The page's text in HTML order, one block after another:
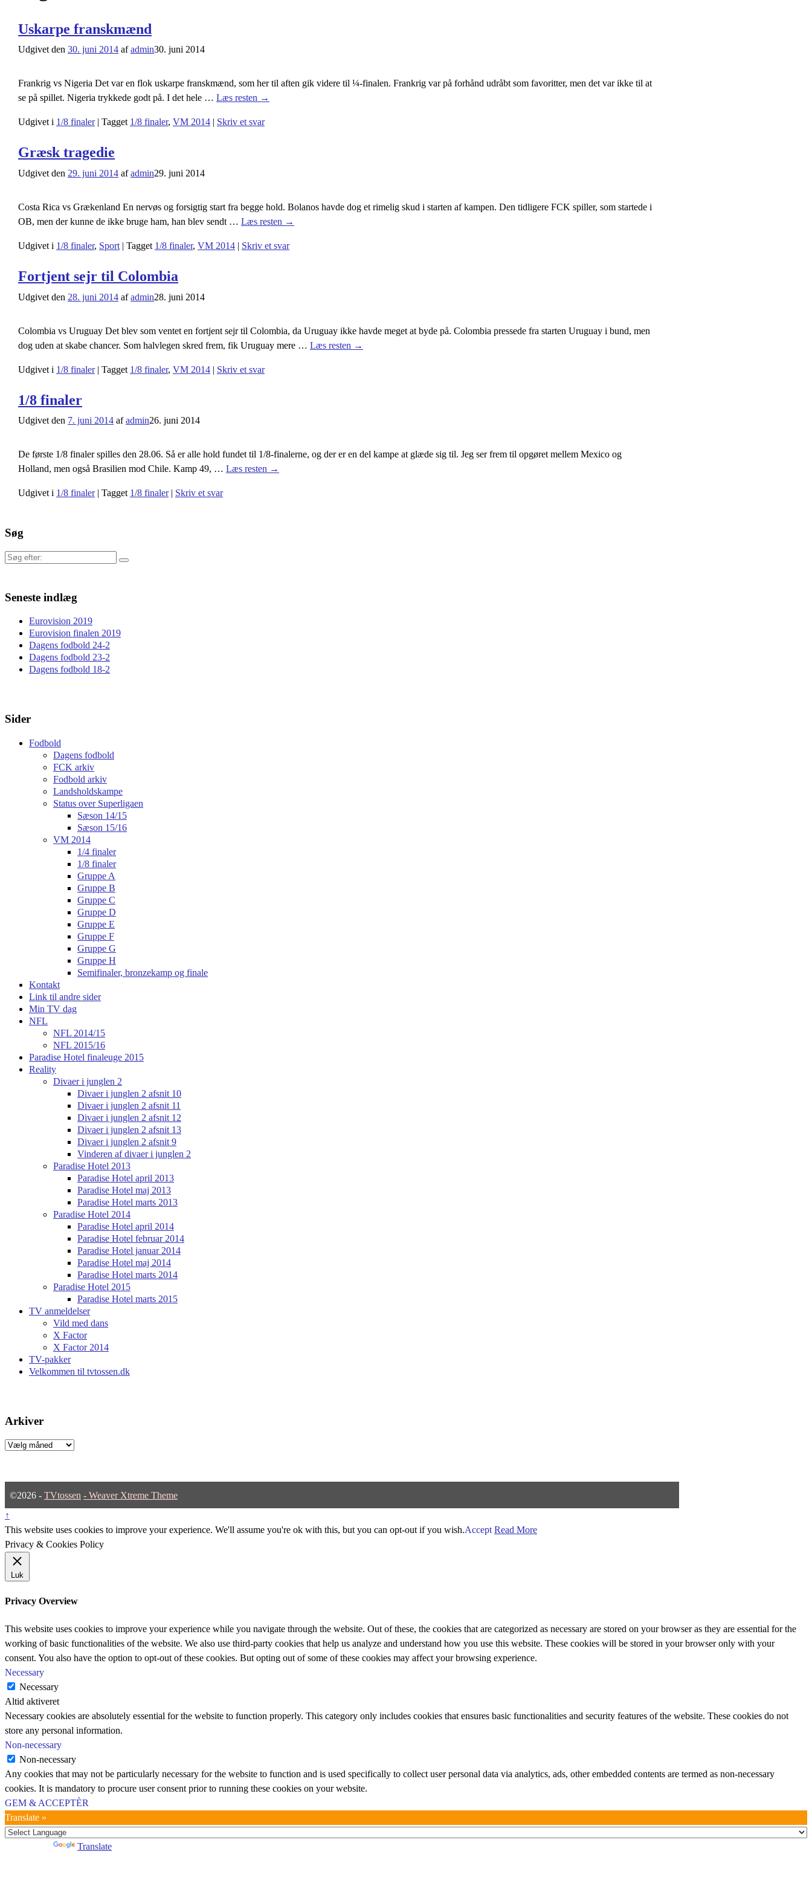
Uskarpe franskmænd
Udgivet den 30. juni 2014 afadmin30. juni 2014
Frankrig vs Nigeria Det var en flok uskarpe franskmænd, som her til aften gik videre til ¼-finalen. Frankrig var på forhånd udråbt som favoritter, men det var ikke til at
se på spillet. Nigeria trykkede godt på. I det hele … Læs resten →
Udgivet i 1/8 finaler| Tagget 1/8 finaler, VM 2014 | Skriv et svar
Græsk tragedie
Udgivet den 29. juni 2014 afadmin29. juni 2014
Costa Rica vs Grækenland En nervøs og forsigtig start fra begge hold. Bolanos havde dog et rimelig skud i starten af kampen. Den tidligere FCK spiller, som startede i
OB, men der kunne de ikke bruge ham, han blev sendt … Læs resten →
Udgivet i 1/8 finaler, Sport | Tagget 1/8 finaler, VM 2014 | Skriv et svar
Fortjent sejr til Colombia
Udgivet den 28. juni 2014 afadmin28. juni 2014
Colombia vs Uruguay Det blev som ventet en fortjent sejr til Colombia, da Uruguay ikke havde meget at byde på. Colombia pressede fra starten Uruguay i bund, men
dog uden at skabe chancer. Som halvlegen skred frem, fik Uruguay mere … Læs resten →
Udgivet i 1/8 finaler| Tagget 1/8 finaler, VM 2014 | Skriv et svar
1/8 finaler
Udgivet den 7. juni 2014 afadmin26. juni 2014
De første 1/8 finaler spilles den 28.06. Så er alle hold fundet til 1/8-finalerne, og der er en del kampe at glæde sig til. Jeg ser frem til opgøret mellem Mexico og
Holland, men også Brasilien mod Chile. Kamp 49, … Læs resten →
Udgivet i 1/8 finaler| Tagget 1/8 finaler| Skriv et svar
Søg
Søg
Seneste indlæg
Eurovision 2019
Eurovision finalen 2019
Dagens fodbold 24-2
Dagens fodbold 23-2
Dagens fodbold 18-2
Sider
Fodbold
Dagens fodbold
FCK arkiv
Fodbold arkiv
Landsholdskampe
Status over Superligaen
Sæson 14/15
Sæson 15/16
VM 2014
1/4 finaler
1/8 finaler
Gruppe A
Gruppe B
Gruppe C
Gruppe D
Gruppe E
Gruppe F
Gruppe G
Gruppe H
Semifinaler, bronzekamp og finale
Kontakt
Link til andre sider
Min TV dag
NFL
NFL 2014/15
NFL 2015/16
Paradise Hotel finaleuge 2015
Reality
Divaer i junglen 2
Divaer i junglen 2 afsnit 10
Divaer i junglen 2 afsnit 11
Divaer i junglen 2 afsnit 12
Divaer i junglen 2 afsnit 13
Divaer i junglen 2 afsnit 9
Vinderen af divaer i junglen 2
Paradise Hotel 2013
Paradise Hotel april 2013
Paradise Hotel maj 2013
Paradise Hotel marts 2013
Paradise Hotel 2014
Paradise Hotel april 2014
Paradise Hotel februar 2014
Paradise Hotel januar 2014
Paradise Hotel maj 2014
Paradise Hotel marts 2014
Paradise Hotel 2015
Paradise Hotel marts 2015
TV anmeldelser
Vild med dans
X Factor
X Factor 2014
TV-pakker
Velkommen til tvtossen.dk
Arkiver
Arkiver
©2026 - TVtossen - Weaver Xtreme Theme
↑
This website uses cookies to improve your experience. We'll assume you're ok with this, but you can opt-out if you wish.Accept Read More
Privacy & Cookies Policy
Luk
Privacy Overview
This website uses cookies to improve your experience while you navigate through the website. Out of these, the cookies that are categorized as necessary are stored on your browser as they are essential for the
working of basic functionalities of the website. We also use third-party cookies that help us analyze and understand how you use this website. These cookies will be stored in your browser only with your
consent. You also have the option to opt-out of these cookies. But opting out of some of these cookies may affect your browsing experience.
Necessary
Necessary
Altid aktiveret
Necessary cookies are absolutely essential for the website to function properly. This category only includes cookies that ensures basic functionalities and security features of the website. These cookies do not
store any personal information.
Non-necessary
Non-necessary
Any cookies that may not be particularly necessary for the website to function and is used specifically to collect user personal data via analytics, ads, other embedded contents are termed as non-necessary
cookies. It is mandatory to procure user consent prior to running these cookies on your website.
GEM & ACCEPTÈR
Translate »
Translate